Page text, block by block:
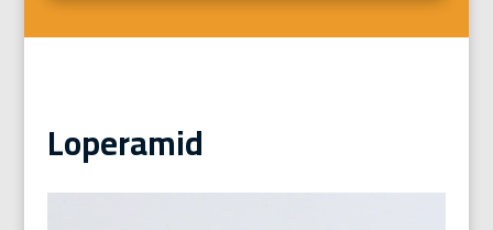
Loperamid